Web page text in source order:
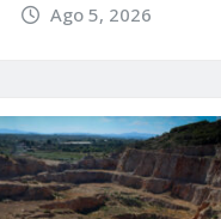
Ago 5, 2026